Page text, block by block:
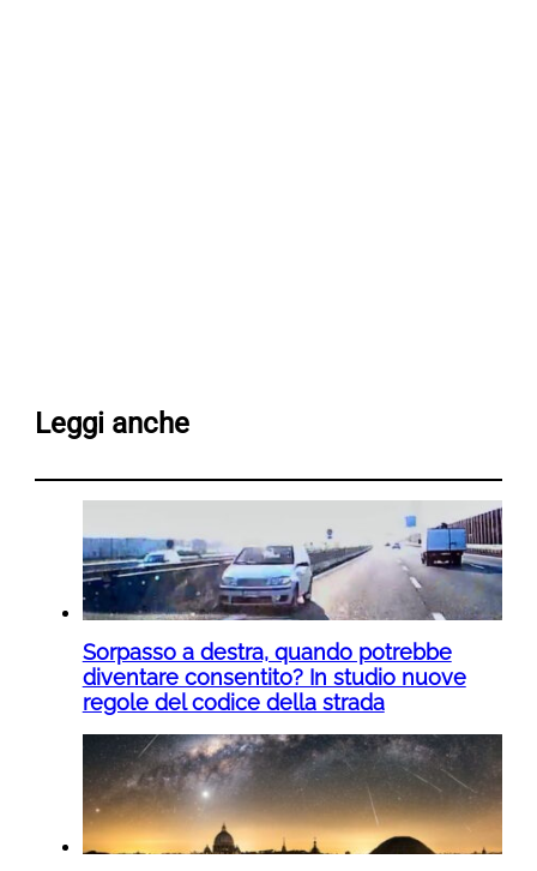
Leggi anche
Sorpasso a destra, quando potrebbe
diventare consentito? In studio nuove
regole del codice della strada